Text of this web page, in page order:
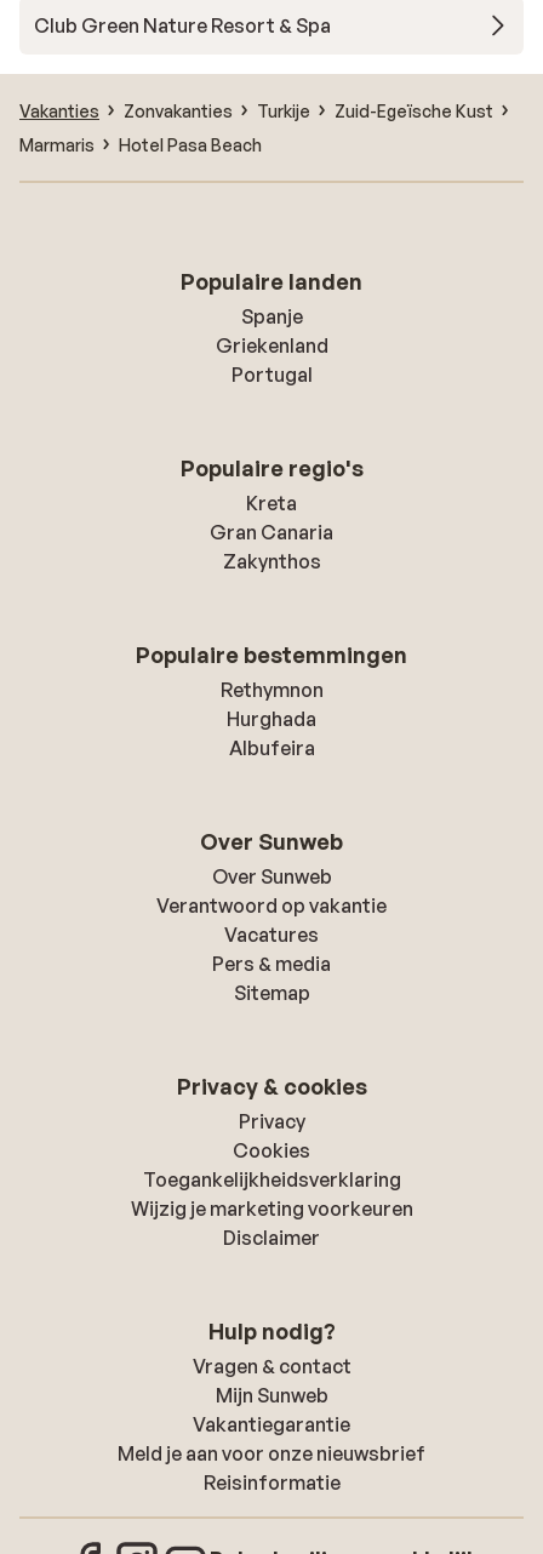
Club Green Nature Resort & Spa
Vakanties Zonvakanties Turkije
Zuid-Egeïsche Kust
Marmaris
Hotel Pasa Beach
Populaire landen
Spanje
Griekenland
Portugal
Populaire regio's
Kreta
Gran Canaria
Zakynthos
Populaire bestemmingen
Rethymnon
Hurghada
Albufeira
Over Sunweb
Over Sunweb
Verantwoord op vakantie
Vacatures
Pers & media
Sitemap
Privacy & cookies
Privacy
Cookies
Toegankelijkheidsverklaring
Wijzig je marketing voorkeuren
Disclaimer
Hulp nodig?
Vragen & contact
Mijn Sunweb
Vakantiegarantie
Meld je aan voor onze nieuwsbrief
Reisinformatie